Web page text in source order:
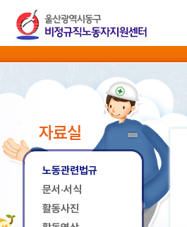
자료실
노동관련법규
문서·서식
활동사진